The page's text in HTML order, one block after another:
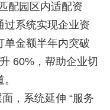
配园区内适配资
过系统实现企业资
单金额半年内突破
60%，帮助企业切
，系统延伸 “服务